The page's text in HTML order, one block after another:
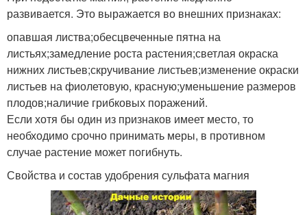
развивается. Это выражается во внешних признаках:
опавшая листва;обесцвеченные пятна на
листьях;замедление роста растения;светлая окраска
нижних листьев;скручивание листьев;изменение окраски
листьев на фиолетовую, красную;уменьшение размеров
плодов;наличие грибковых поражений.
Если хотя бы один из признаков имеет место, то
необходимо срочно принимать меры, в противном
случае растение может погибнуть.
Свойства и состав удобрения сульфата магния